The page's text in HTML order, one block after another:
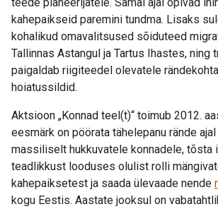
kahepaikseid paremini tundma. Lisaks
kohalikud omavalitsused sõiduteed
Tallinnas Astangul ja Tartus Ihastes, ning
paigaldab riigiteedel olevatele
hoiatussildid.
Aktsioon „Konnad teel(t)“ toimub 2012.
eesmärk on pöörata tähelepanu rände
massiliselt hukkuvatele konnadele, tõsta
teadlikkust looduses olulist rolli
kahepaiksetest ja saada ülevaade nende
kogu Eestis. Aastate jooksul on